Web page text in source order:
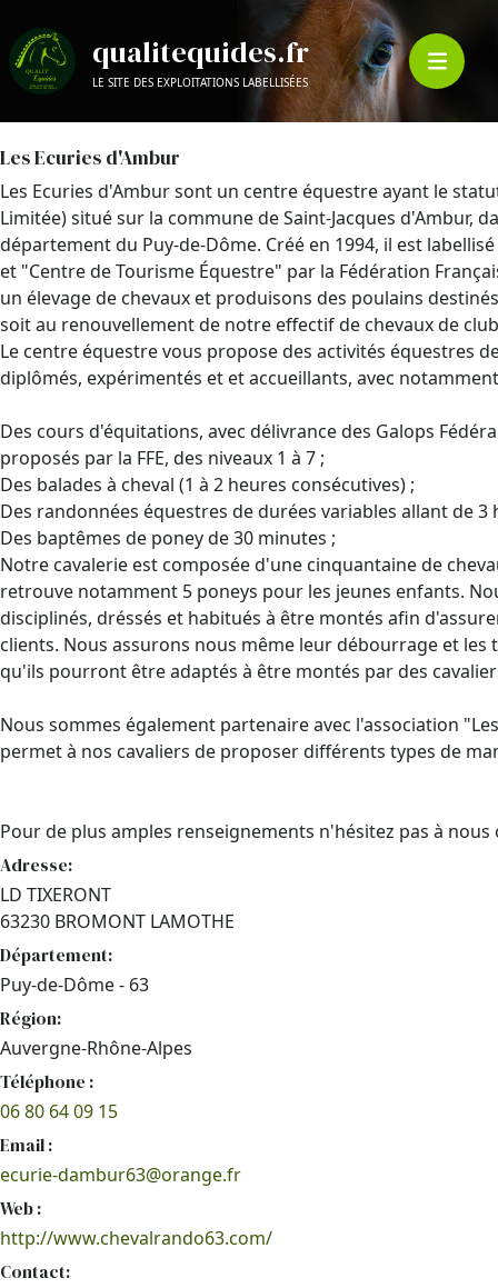
qualitequides.fr
LE SITE DES EXPLOITATIONS LABELLISÉES
Les Ecuries d'Ambur
Les Ecuries d'Ambur sont un centre équestre ayant le
Limitée) situé sur la commune de Saint-Jacques d'Ambur,
département du Puy-de-Dôme. Créé en 1994, il est
et "Centre de Tourisme Équestre" par la Fédération
un élevage de chevaux et produisons des poulains
soit au renouvellement de notre effectif de chevaux de
Le centre équestre vous propose des activités équestres
diplômés, expérimentés et et accueillants, avec
Des cours d'équitations, avec délivrance des Galops
proposés par la FFE, des niveaux 1 à 7 ;
Des balades à cheval (1 à 2 heures consécutives) ;
Des randonnées équestres de durées variables allant de
Des baptêmes de poney de 30 minutes ;
Notre cavalerie est composée d'une cinquantaine de
retrouve notamment 5 poneys pour les jeunes enfants.
disciplinés, dréssés et habitués à être montés afin
clients. Nous assurons nous même leur débourrage et
qu'ils pourront être adaptés à être montés par des
Nous sommes également partenaire avec l'association
permet à nos cavaliers de proposer différents types de
Pour de plus amples renseignements n'hésitez pas à nous
Adresse:
LD TIXERONT
63230 BROMONT LAMOTHE
Département:
Puy-de-Dôme - 63
Région:
Auvergne-Rhône-Alpes
Téléphone :
06 80 64 09 15
Email :
ecurie-dambur63@orange.fr
Web :
http://www.chevalrando63.com/
Contact: